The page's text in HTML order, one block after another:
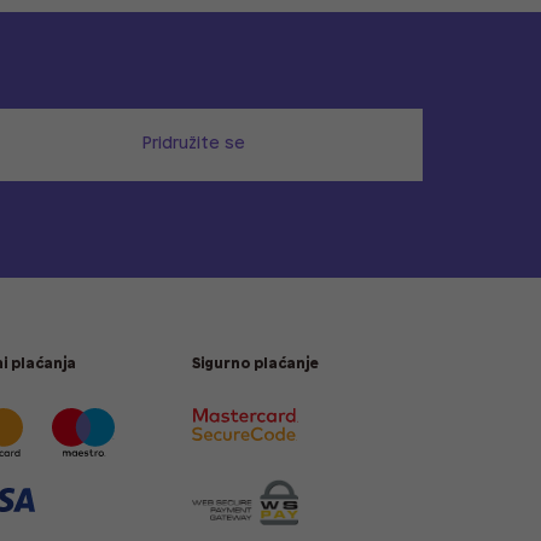
Pridružite se
plaćanja Sigurno plaćanje